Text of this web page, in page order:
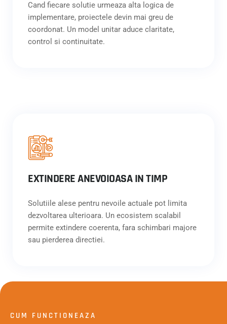
Cand fiecare solutie urmeaza alta logica de
implementare, proiectele devin mai greu de
coordonat. Un model unitar aduce claritate,
control si continuitate.
EXTINDERE ANEVOIOASA IN TIMP
Solutiile alese pentru nevoile actuale pot limita
dezvoltarea ulterioara. Un ecosistem scalabil
permite extindere coerenta, fara schimbari majore
sau pierderea directiei.
CUM FUNCTIONEAZA